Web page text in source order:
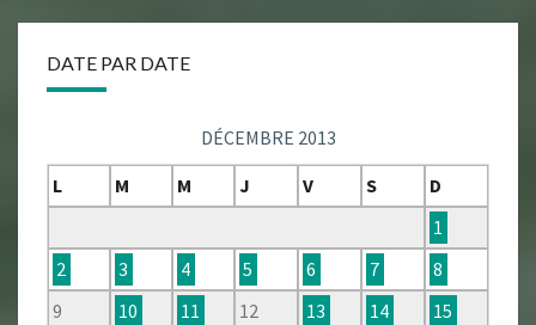
DATE PAR DATE
DÉCEMBRE 2013
L
M M J V S
D
1
2
3 4 5 6 7
8
9
10 11 12 13 14
15